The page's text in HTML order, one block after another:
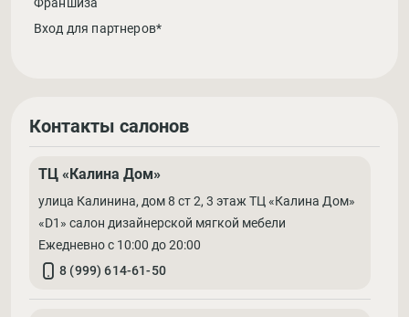
Вход для партнеров*
Контакты салонов
ТЦ «Калина Дом»
улица Калинина, дом 8 ст 2, 3 этаж ТЦ «Калина Дом»
«D1» салон дизайнерской мягкой мебели
Ежедневно с 10:00 до 20:00
8 (999) 614-61-50